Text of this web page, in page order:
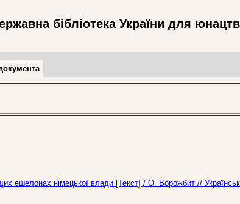
бібліотека України для
ешелонах німецької влади [Текст] / О. Ворожбит //